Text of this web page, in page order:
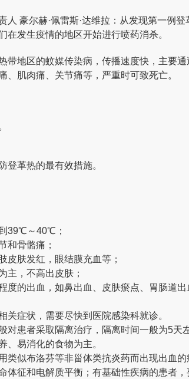
人 豪尔赫·佩雷斯·达维拉：从发现第一例
在发生疫情的地区开始进行喷药消杀。
带地区的蚊媒传染病，传播速度快，主要
、肌肉痛、关节痛等，严重时可致死亡。
登革热的最有效措施。
39℃～40℃；
和骨骼痛；
皮肤发红，眼结膜充血等；
主，不高出皮肤；
度的出血，如鼻出血、皮肤瘀点、胃肠道出
关症状，需要尽快到医院感染科就诊。
对患者采取隔离治疗，隔离时间一般为5天
、易消化的食物为主。
类似布洛芬等非甾体类抗炎药而出现出血
体征和电解质平衡；有基础性疾病的患者